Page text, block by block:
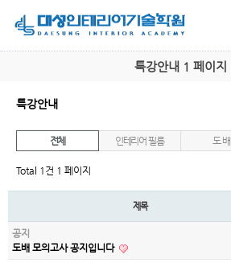
특강안내 1 페이지
특강안내
전체 인테리어 필름 도 배
Total 1건 1 페이지
제목
공지
도배 모의고사 공지입니다